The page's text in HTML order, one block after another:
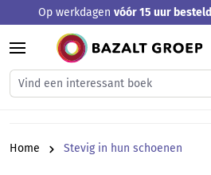
Op werkdagen vóór 15 uur besteld
Home Stevig in hun schoenen